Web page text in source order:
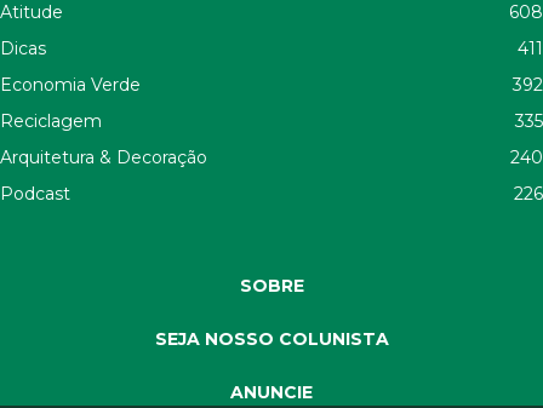
Atitude
608
Dicas
411
Economia Verde
392
Reciclagem
335
Arquitetura & Decoração
240
Podcast
226
SOBRE
SEJA NOSSO COLUNISTA
ANUNCIE